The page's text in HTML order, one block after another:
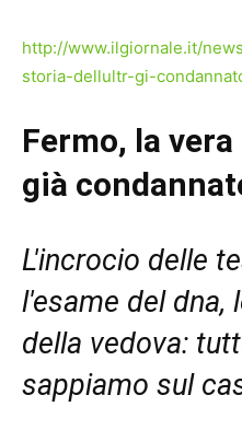
http://www.ilgiornale.it/
storia-dellultr-gi-
Fermo, la
già
L'incrocio delle
l'esame del dna,
della vedova:
sappiamo sul